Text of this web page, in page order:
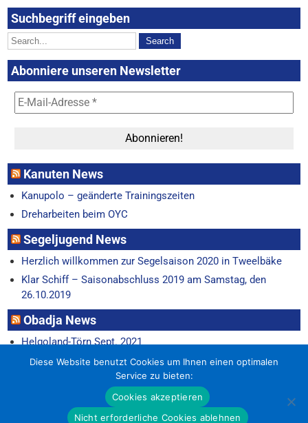
Suchbegriff eingeben
Abonniere unseren Newsletter
Kanuten News
Kanupolo – geänderte Trainingszeiten
Dreharbeiten beim OYC
Segeljugend News
Herzlich willkommen zur Segelsaison 2020 in Tweelbäke
Klar Schiff – Saisonabschluss 2019 am Samstag, den
26.10.2019
Obadja News
Helgoland-Törn Sept. 2021
Horum-Regatta 22.6.
Diese Website benutzt Cookies um Ihnen einen optimalen
Service zu bieten:
Cookies akzeptieren
Nicht erforderliche Cookies ablehnen